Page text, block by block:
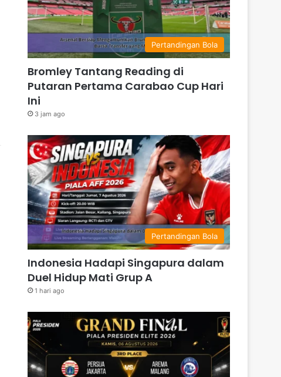
Pertandingan Bola
Bromley Tantang Reading di
Putaran Pertama Carabao Cup Hari
Ini
3 jam ago
Pertandingan Bola
Indonesia Hadapi Singapura dalam
Duel Hidup Mati Grup A
1 hari ago